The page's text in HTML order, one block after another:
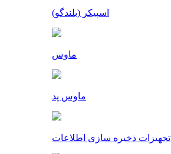
اسپیکر (بلندگو)
ماوس
ماوس پد
تجهیزات ذخیره سازی اطلاعات